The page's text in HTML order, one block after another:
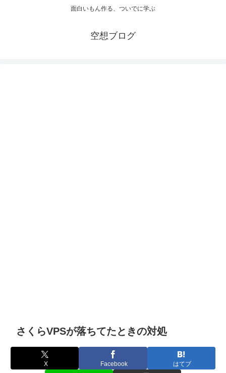
面白いもん作る、ついでに学ぶ
空想ブログ
さくらVPSが落ちてたときの対処
X Facebook はてブ